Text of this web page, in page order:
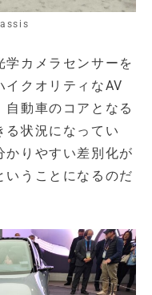
学カメラセンサーを
イクオリティなAV
動車のコアとなる
る状況になってい
かりやすい差別化が
いうことになるのだ